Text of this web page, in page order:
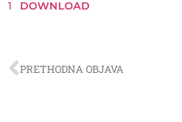
1
DOWNLOAD
PRETHODNA OBJAVA